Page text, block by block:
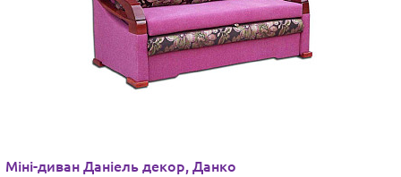
Міні-диван Даніель декор, Данко